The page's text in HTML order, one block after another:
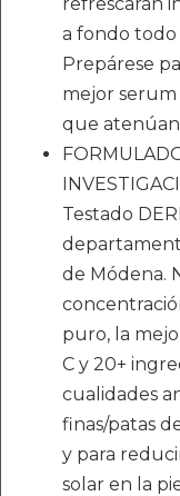
a fondo todo
Prepárese
mejor
que atenúan
Testado
de Módena.
puro, la
C y 20+
cualidades
finas/patas
y para
solar en la